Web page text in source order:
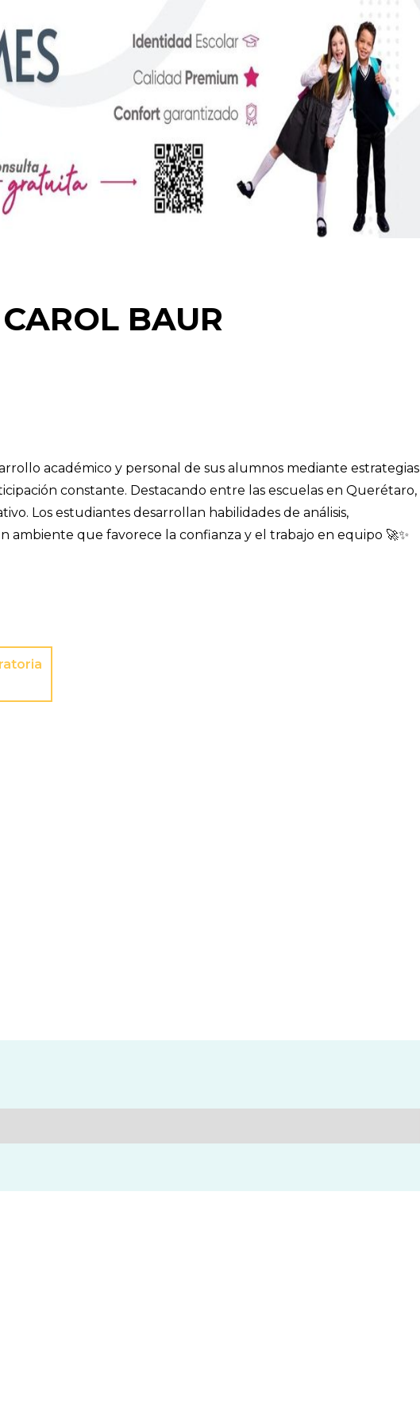
BAUR
académico y personal de sus alumnos mediante estrategias
constante. Destacando entre las escuelas en Querétaro,
Los estudiantes desarrollan habilidades de análisis,
que favorece la confianza y el trabajo en equipo 🚀✨